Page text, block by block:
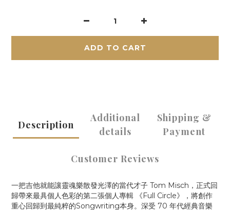
ADD TO CART
Description
Additional
details
Shipping &
Payment
Customer Reviews
一把吉他就能讓靈魂樂散發光澤的當代才子 Tom Misch，正式回
歸帶來最具個人色彩的第二張個人專輯 《Full Circle》，將創作
重心回歸到最純粹的Songwriting本身。深受 70 年代經典音樂